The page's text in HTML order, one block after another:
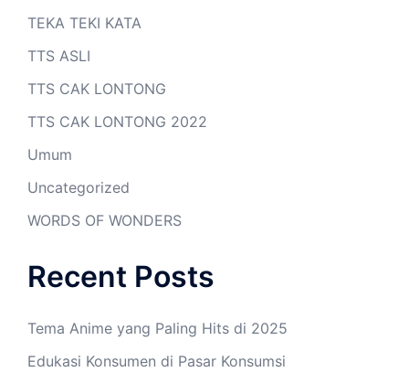
TEKA TEKI KATA
TTS ASLI
TTS CAK LONTONG
TTS CAK LONTONG 2022
Umum
Uncategorized
WORDS OF WONDERS
Recent Posts
Tema Anime yang Paling Hits di 2025
Edukasi Konsumen di Pasar Konsumsi